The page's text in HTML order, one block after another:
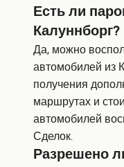
Есть ли
Калуннборг?
Да, можно
автомобилей из
получения
маршрутах и
автомобилей
Сделок.
Разрешено